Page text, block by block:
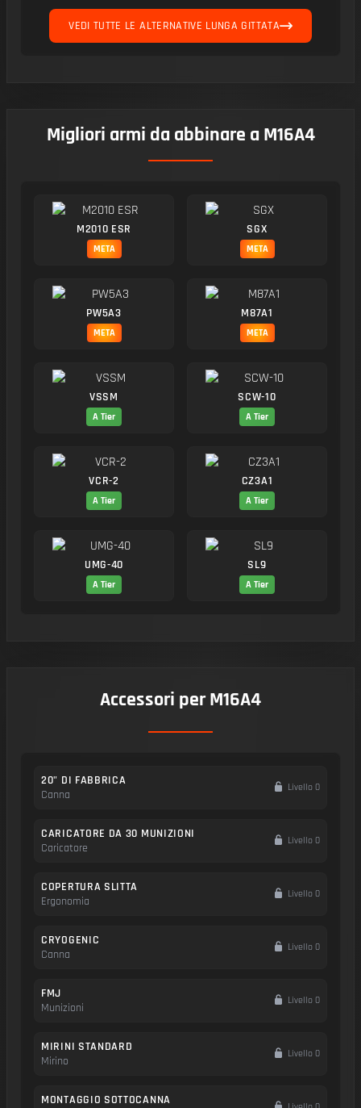
VEDI TUTTE LE ALTERNATIVE LUNGA GITTATA
Migliori armi da abbinare a M16A4
M2010 ESR
META
SGX
META
PW5A3
META
M87A1
META
VSSM
A Tier
SCW-10
A Tier
VCR-2
A Tier
CZ3A1
A Tier
UMG-40
A Tier
SL9
A Tier
Accessori per M16A4
20" DI FABBRICA
Canna
Livello 0
CARICATORE DA 30 MUNIZIONI
Caricatore
Livello 0
COPERTURA SLITTA
Ergonomia
Livello 0
CRYOGENIC
Canna
Livello 0
FMJ
Munizioni
Livello 0
MIRINI STANDARD
Mirino
Livello 0
MONTAGGIO SOTTOCANNA